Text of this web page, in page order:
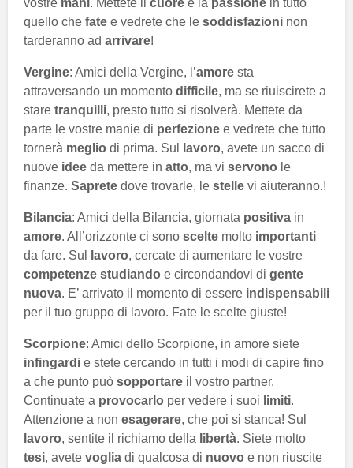
quello che fate e vedrete che le soddisfazioni non
tarderanno ad arrivare!
Vergine: Amici della Vergine, l’amore sta
attraversando un momento difficile, ma se riuiscirete a
stare tranquilli, presto tutto si risolverà. Mettete da
parte le vostre manie di perfezione e vedrete che tutto
tornerà meglio di prima. Sul lavoro, avete un sacco di
nuove idee da mettere in atto, ma vi servono le
finanze. Saprete dove trovarle, le stelle vi aiuteranno.!
Bilancia: Amici della Bilancia, giornata positiva in
amore. All’orizzonte ci sono scelte molto importanti
da fare. Sul
lavoro, cercate di aumentare le vostre
competenze studiando e circondandovi di gente
nuova. E’ arrivato il momento di essere indispensabili
per il tuo gruppo di lavoro. Fate le scelte giuste!
Scorpione: Amici dello Scorpione, in amore siete
infingardi e stete cercando in tutti i modi di capire fino
a che punto può sopportare il vostro partner.
Continuate a provocarlo per vedere i suoi limiti.
Attenzione a non esagerare, che poi si stanca! Sul
lavoro, sentite il richiamo della libertà. Siete molto
tesi, avete voglia di qualcosa di nuovo e non riuscite